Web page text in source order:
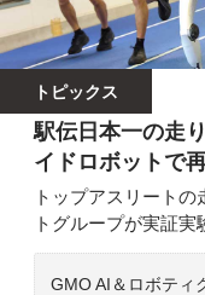
トピックス
駅伝日本一の走
イドロボットで
トップアスリート
トグループが実証実
GMO AI＆ロボティ